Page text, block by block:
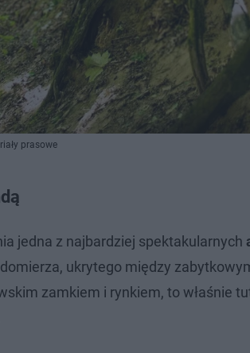
prasowe
jedna z najbardziej spektakularnych
ukrytego między
zamkiem i rynkiem, to właśnie